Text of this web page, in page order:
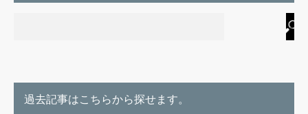
過去記事はこちらから探せます。